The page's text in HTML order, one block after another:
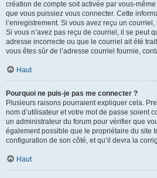
création de compte soit activée par vous-
que vous puissiez vous connecter. Cette
l’enregistrement. Si vous avez reçu un
Si vous n’avez pas reçu de courriel, il se peut
adresse incorrecte ou que le courriel ait été
vous êtes sûr de l’adresse courriel fournie,
Haut
Pourquoi ne puis-je pas me connecter ?
Plusieurs raisons pourraient expliquer cela.
nom d’utilisateur et votre mot de passe soient
un administrateur du forum pour vérifier que
également possible que le propriétaire du site
configuration de son côté, et qu’il devra la
Haut